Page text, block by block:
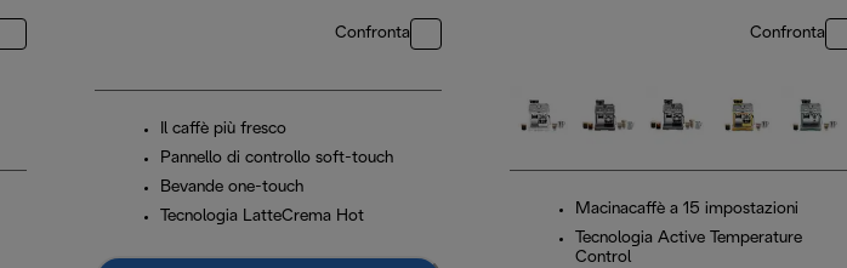
Confronta
Il caffè più fresco
Pannello di controllo soft-touch
Bevande one-touch
Tecnologia LatteCrema Hot
Confronta
Macinacaffè a 15 impostazioni
Tecnologia Active Temperature
Control